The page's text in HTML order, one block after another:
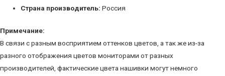
Страна производитель:Россия
Примечание:
В связи с разным восприятием оттенков цветов, а так же из-за
разного отображения цветов мониторами от разных
производителей, фактические цвета нашивки могут немного